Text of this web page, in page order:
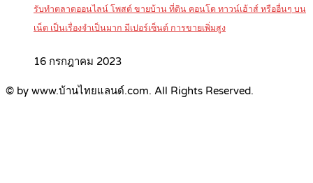
รับทำตลาดออนไลน์ โพสต์ ขายบ้าน ที่ดิน คอนโด ทาวน์เฮ้าส์ หรืออื่นๆ บน
เน็ต เป็นเรื่องจำเป็นมาก มีเปอร์เซ็นต์ การขายเพิ่มสูง
16 กรกฎาคม 2023
© by www.บ้านไทยแลนด์.com. All Rights Reserved.